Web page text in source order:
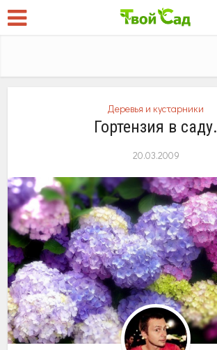
Деревья и кустарники
Гортензия в саду.
20.03.2009